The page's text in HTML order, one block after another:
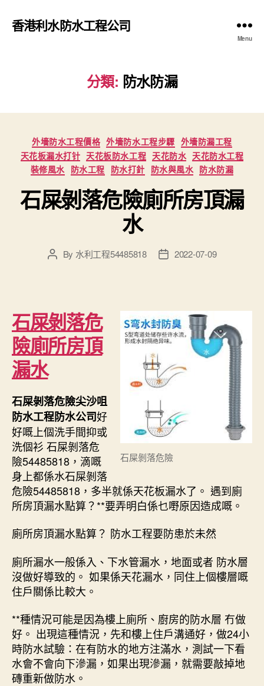
香港利水防水工程公司
Menu
分類: 防水防漏
Categories
外墻防水工程價格 外墻防水工程步驟 外墻防漏工程
天花板漏水打针 天花板防水工程 天花防水 天花防水工程
裝修風水 防水工程 防水打針 防水與風水 防水防漏
石屎剝落危險廁所房頂漏
水
PostBy 水利工程54485818
Post2022-07-09
石屎剝落危險
石屎剝落危
險廁所房頂
漏水
石屎剝落危險尖沙咀
防水工程防水公司好
好嘅上個洗手間抑或
洗個衫 石屎剝落危
險54485818，滴嘅
身上都係水石屎剝落
危險54485818，多半就係天花板漏水了。 遇到廁
所房頂漏水點算？**要弄明白係乜嘢原因造成嘅。
廁所房頂漏水點算？ 防水工程要防患於未然
廁所漏水一般係入、下水管漏水，地面或者 防水層
沒做好導致的。 如果係天花漏水，同住上個樓層嘅
住戶關係比較大。
**種情況可能是因為樓上廁所、廚房的防水層 冇做
好。 出現這種情況，先和樓上住戶溝通好，做24小
時防水試驗：在有防水的地方注滿水，測試一下看
水會不會向下滲漏，如果出現滲漏，就需要敲掉地
磚重新做防水。